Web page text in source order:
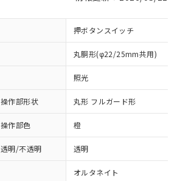
押ボタンスイッチ
丸胴形(φ22/25mm共用)
照光
操作部形状 丸形 フルガード形
操作部色 橙
透明/不透明 透明
オルタネイト